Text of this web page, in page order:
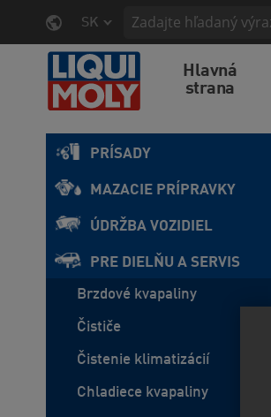
SK
Hlavná
strana
PRÍSADY
MAZACIE PRÍPRAVKY
ÚDRŽBA VOZIDIEL
PRE DIELŇU A SERVIS
Brzdové kvapaliny
Čističe
Čistenie klimatizácií
Chladiece kvapaliny